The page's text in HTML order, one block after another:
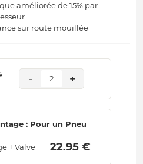
améliorée de 15% par
sur route mouillée
- 2 +
: Pour un Pneu
+ Valve 22.95 €